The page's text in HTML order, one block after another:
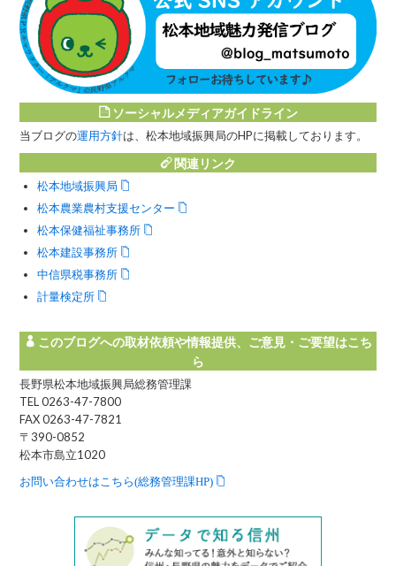
ソーシャルメディアガイドライン
当ブログの運用方針は、松本地域振興局のHPに掲載しております。
関連リンク
松本地域振興局
松本農業農村支援センター
松本保健福祉事務所
松本建設事務所
中信県税事務所
計量検定所
このブログへの取材依頼や情報提供、ご意見・ご要望はこち
ら
長野県松本地域振興局総務管理課
TEL 0263-47-7800
FAX 0263-47-7821
〒390-0852
松本市島立1020
お問い合わせはこちら(総務管理課HP)